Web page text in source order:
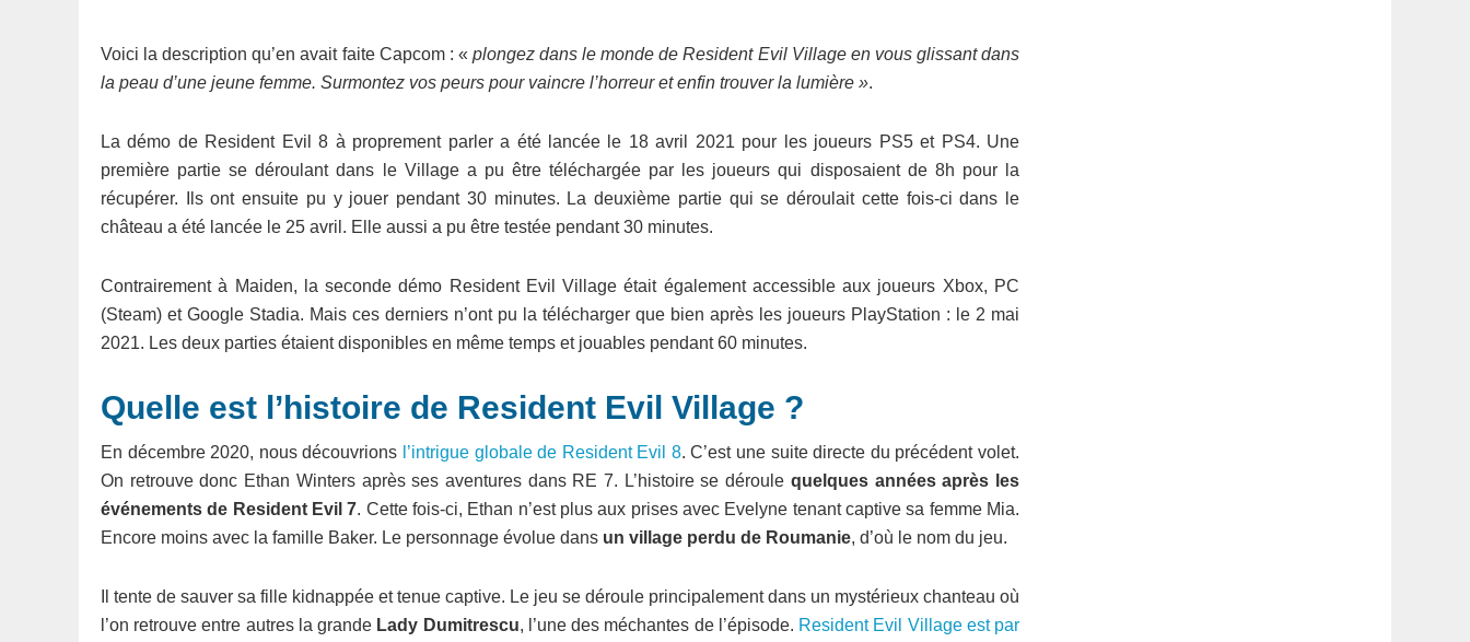
Voici la description qu’en avait faite Capcom : « plongez dans le monde de Resident Evil Village en vous glissant dans
la peau d’une jeune femme. Surmontez vos peurs pour vaincre l’horreur et enfin trouver la lumière ».
La démo de Resident Evil 8 à proprement parler a été lancée le 18 avril 2021 pour les joueurs PS5 et PS4. Une
première partie se déroulant dans le Village a pu être téléchargée par les joueurs qui disposaient de 8h pour la
récupérer. Ils ont ensuite pu y jouer pendant 30 minutes. La deuxième partie qui se déroulait cette fois-ci dans le
château a été lancée le 25 avril. Elle aussi a pu être testée pendant 30 minutes.
Contrairement à Maiden, la seconde démo Resident Evil Village était également accessible aux joueurs Xbox, PC
(Steam) et Google Stadia. Mais ces derniers n’ont pu la télécharger que bien après les joueurs PlayStation : le 2 mai
2021. Les deux parties étaient disponibles en même temps et jouables pendant 60 minutes.
Quelle est l’histoire de Resident Evil Village ?
En décembre 2020, nous découvrions l’intrigue globale de Resident Evil 8. C’est une suite directe du précédent volet.
On retrouve donc Ethan Winters après ses aventures dans RE 7. L’histoire se déroule quelques années après les
événements de Resident Evil 7. Cette fois-ci, Ethan n’est plus aux prises avec Evelyne tenant captive sa femme Mia.
Encore moins avec la famille Baker. Le personnage évolue dans un village perdu de Roumanie, d’où le nom du jeu.
Il tente de sauver sa fille kidnappée et tenue captive. Le jeu se déroule principalement dans un mystérieux chanteau où
l’on retrouve entre autres la grande Lady Dumitrescu, l’une des méchantes de l’épisode. Resident Evil Village est par